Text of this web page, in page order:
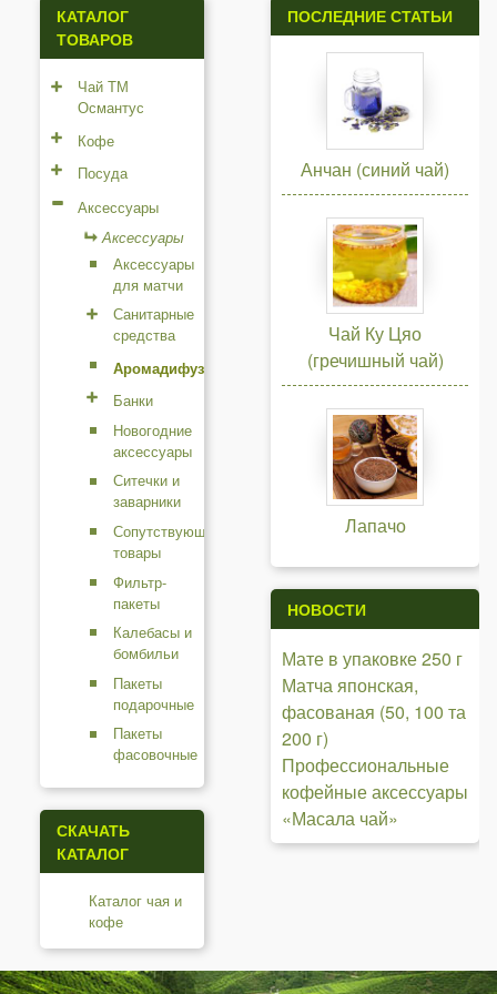
КАТАЛОГ
ТОВАРОВ
Чай ТМ
Османтус
Кофе
Посуда
Аксессуары
Аксессуары
Аксессуары
для матчи
Санитарные
средства
Аромадифузоры
Банки
Новогодние
аксессуары
Ситечки и
заварники
Сопутствующие
товары
Фильтр-
пакеты
Калебасы и
бомбильи
Пакеты
подарочные
Пакеты
фасовочные
СКАЧАТЬ
КАТАЛОГ
Каталог чая и
кофе
ПОСЛЕДНИЕ СТАТЬИ
Анчан (синий чай)
Чай Ку Цяо
(гречишный чай)
Лапачо
НОВОСТИ
Мате в упаковке 250 г
Матча японская,
фасованая (50, 100 та
200 г)
Профессиональные
кофейные аксессуары
«Масала чай»